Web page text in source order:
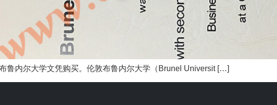
内尔大学文凭购买。伦敦布鲁内尔大学（Brunel Universit […]